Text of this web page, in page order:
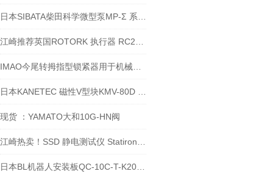
现货 ：YAMATO大和10G-HN阀